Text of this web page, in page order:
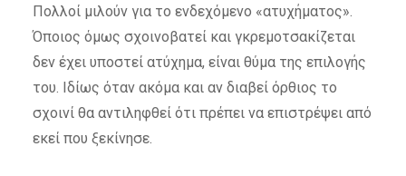
Πολλοί μιλούν για το ενδεχόμενο «ατυχήματος».
Όποιος όμως σχοινοβατεί και γκρεμοτσακίζεται
δεν έχει υποστεί ατύχημα, είναι θύμα της επιλογής
του. Ιδίως όταν ακόμα και αν διαβεί όρθιος το
σχοινί θα αντιληφθεί ότι πρέπει να επιστρέψει από
εκεί που ξεκίνησε.